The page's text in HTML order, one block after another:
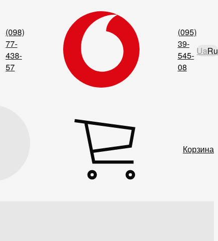
(098)
77-
438-
57
(095)
39-
545-
08
UaRu
Корзина